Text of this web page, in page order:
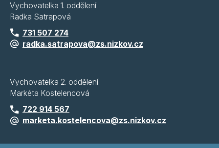
Vychovatelka 1. oddělení
Radka Satrapová
731 507 274
radka.satrapova@zs.nizkov.cz
Vychovatelka 2. oddělení
Markéta Kostelencová
722 914 567
marketa.kostelencova@zs.nizkov.cz